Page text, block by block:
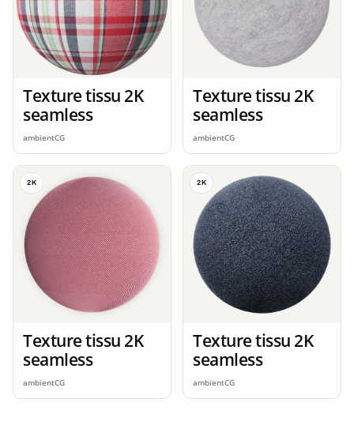
Texture tissu 2K
seamless
ambientCG
Texture tissu 2K
seamless
ambientCG
2K
Texture tissu 2K
seamless
ambientCG
2K
Texture tissu 2K
seamless
ambientCG